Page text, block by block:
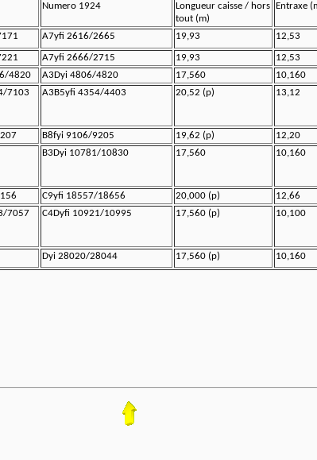
Numero 1924
Longueur caisse / hors
tout (m)
Entraxe
A7yfi 2616/2665 19,93 12,53
A7yfi 2666/2715 19,93 12,53
4820 A3Dyi 4806/4820 17,560 10,160
7103 A3B5yfi 4354/4403 20,52 (p) 13,12
B8fyi 9106/9205 19,62 (p) 12,20
B3Dyi 10781/10830 17,560 10,160
C9yfi 18557/18656 20,000 (p) 12,66
7057 C4Dyfi 10921/10995 17,560 (p) 10,100
Dyi 28020/28044 17,560 (p) 10,160